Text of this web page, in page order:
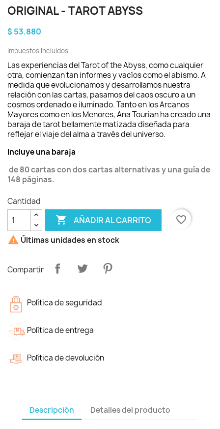
ORIGINAL - TAROT ABYSS
$ 53.880
Impuestos incluidos
Las experiencias del Tarot of the Abyss, como cualquier
otra, comienzan tan informes y vacíos como el abismo. A
medida que evolucionamos y desarrollamos nuestra
relación con las cartas, pasamos del caos oscuro a un
cosmos ordenado e iluminado. Tanto en los Arcanos
Mayores como en los Menores, Ana Tourian ha creado una
baraja de tarot bellamente matizada diseñada para
reflejar el viaje del alma a través del universo.
Incluye una baraja
de 80 cartas con dos cartas alternativas y una guía de
148 páginas.
Cantidad
 AÑADIR AL CARRITO
favorite_border
 Últimas unidades en stock
Compartir
Política de seguridad
Política de entrega
Política de devolución
Descripción Detalles del producto